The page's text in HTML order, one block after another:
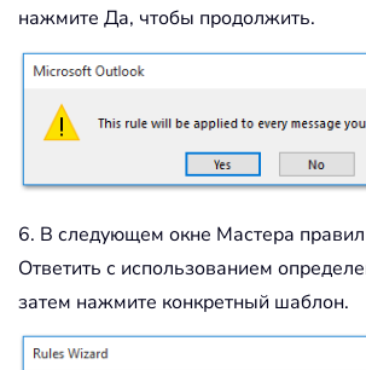
нажмите Да, чтобы продолжить.
6. В следующем окне Мастера правил
Ответить с использованием
затем нажмите конкретный шаблон.